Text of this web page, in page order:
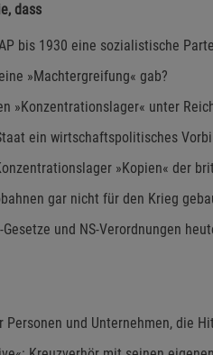
dass
bis 1930 eine sozialistische
»Machtergreifung« gab?
»Konzentrationslager« unter
ein wirtschaftspolitisches
»Kopien« der
gar nicht für den Krieg
und NS-Verordnungen
Personen und Unternehmen, die